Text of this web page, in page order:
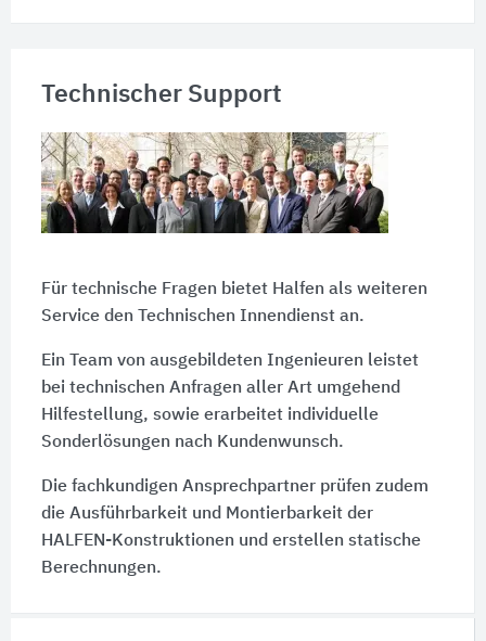
Technischer Support
Für technische Fragen bietet Halfen als weiteren
Service den Technischen Innendienst an.
Ein Team von ausgebildeten Ingenieuren leistet
bei technischen Anfragen aller Art umgehend
Hilfestellung, sowie erarbeitet individuelle
Sonderlösungen nach Kundenwunsch.
Die fachkundigen Ansprechpartner prüfen zudem
die Ausführbarkeit und Montierbarkeit der
HALFEN-Konstruktionen und erstellen statische
Berechnungen.